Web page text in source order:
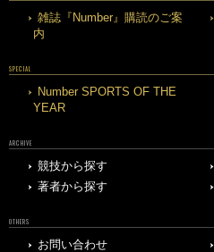
雑誌『Number』購読のご案
内
SPECIAL
Number SPORTS OF THE
YEAR
ARCHIVE
競技から探す
著者から探す
OTHERS
お問い合わせ